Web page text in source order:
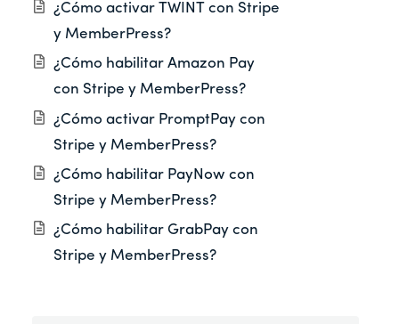
¿Cómo activar TWINT con Stripe
y MemberPress?
¿Cómo habilitar Amazon Pay
con Stripe y MemberPress?
¿Cómo activar PromptPay con
Stripe y MemberPress?
¿Cómo habilitar PayNow con
Stripe y MemberPress?
¿Cómo habilitar GrabPay con
Stripe y MemberPress?